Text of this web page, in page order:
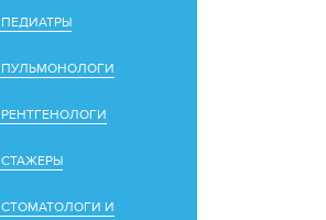
ПЕДИАТРЫ
ПУЛЬМОНОЛОГИ
РЕНТГЕНОЛОГИ
СТАЖЕРЫ
СТОМАТОЛОГИ И